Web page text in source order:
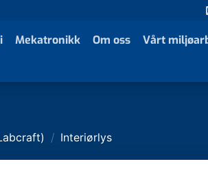
Mekatronikk Om oss Vårt
/ Interiørlys